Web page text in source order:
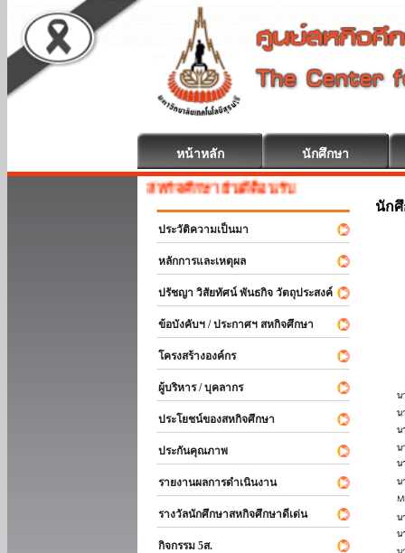
หน้าหลัก นักศึกษา
สหกิจศึกษา ยินดีต้อนรับ
ประวัติความเป็นมา
หลักการและเหตุผล
ปรัชญา วิสัยทัศน์ พันธกิจ วัตถุประสงค์
ข้อบังคับฯ / ประกาศฯ สหกิจศึกษา
โครงสร้างองค์กร
ผู้บริหาร / บุคลากร
ประโยชน์ของสหกิจศึกษา
ประกันคุณภาพ
รายงานผลการดำเนินงาน
รางวัลนักศึกษาสหกิจศึกษาดีเด่น
กิจกรรม 5ส.
นัก